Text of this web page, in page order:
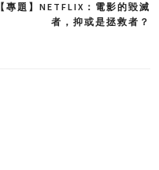
【專題】NETFLIX：電影的毀滅
者，抑或是拯救者？